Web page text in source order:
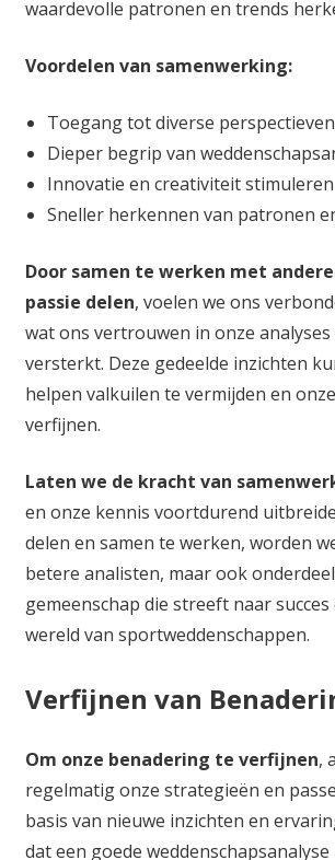
waardevolle patronen en trends
Voordelen van samenwerking:
Toegang tot diverse perspectieven
Dieper begrip van
Innovatie en creativiteit stimuleren
Sneller herkennen van patronen
Door samen te werken met
passie delen, voelen we ons
wat ons vertrouwen in onze
versterkt. Deze gedeelde inzichten
helpen valkuilen te vermijden en
verfijnen.
Laten we de kracht van
en onze kennis voortdurend
delen en samen te werken, worden
betere analisten, maar ook
gemeenschap die streeft naar
wereld van sportweddenschappen.
Verfijnen van
Om onze benadering te verfijnen,
regelmatig onze strategieën en
basis van nieuwe inzichten en
dat een goede